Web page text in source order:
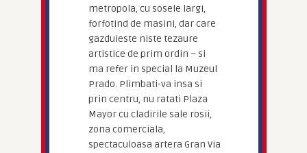
metropola, cu sosele largi,
forfotind de masini, dar care
gazduieste niste tezaure
artistice de prim ordin – si
ma refer in special la Muzeul
Prado. Plimbati-va insa si
prin centru, nu ratati Plaza
Mayor cu cladirile sale rosii,
zona comerciala,
spectaculoasa artera Gran Via